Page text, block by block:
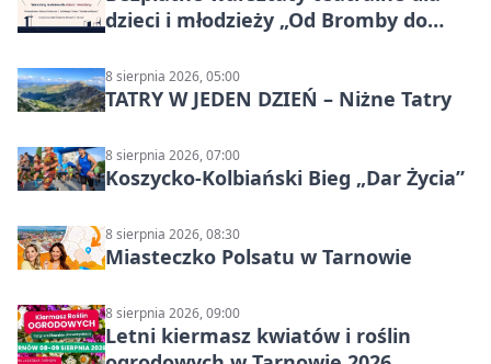
dzieci i młodzieży „Od Bromby do
8 sierpnia 2026, 05:00
TATRY W JEDEN DZIEŃ – Niżne Tatry
8 sierpnia 2026, 07:00
Koszycko-Kolbiański Bieg „Dar Życia”
8 sierpnia 2026, 08:30
Miasteczko Polsatu w Tarnowie
8 sierpnia 2026, 09:00
Letni kiermasz kwiatów i roślin